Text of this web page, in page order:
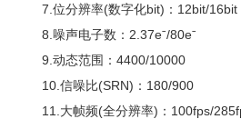
7.位分辨率(数字化bit)：12bit/16bit
8.噪声电子数：2.37eˉ/80eˉ
9.动态范围：4400/10000
10.信噪比(SRN)：180/900
11.大帧频(全分辨率)：100fps/